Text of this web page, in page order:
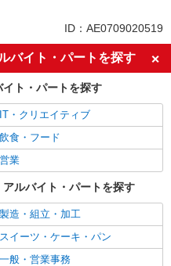
即日勤務OK
Web面接OK
大量募集（10名以上）
経験者・有資格者歓迎
フリーター歓迎
ブランクOK
高収入・高額
昇給あり
週払い
年間休日120日以上
ID：AE0709020519
バイト・パートを探す
ト・パートを探す
IT・クリエイティブ
飲食・フード
営業
ルバイト・パートを探す
製造・組立・加工
スイーツ・ケーキ・パン
一般・営業事務